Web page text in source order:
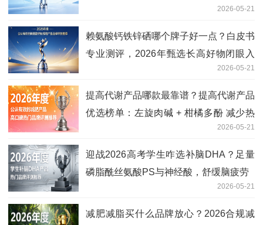
2026-05-21
赖氨酸钙铁锌硒哪个牌子好一点？白皮书
专业测评，2026年甄选长高好物闭眼入
2026-05-21
提高代谢产品哪款最靠谱？提高代谢产品
优选榜单：左旋肉碱 + 柑橘多酚 减少热
2026-05-21
迎战2026高考学生咋选补脑DHA？足量
磷脂酰丝氨酸PS与神经酸，舒缓脑疲劳
2026-05-21
减肥减脂买什么品牌放心？2026合规减